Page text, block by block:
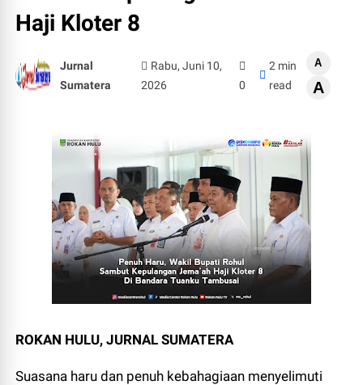
Haji Kloter 8
Jurnal
Sumatera
Rabu, Juni 10,
2026
0
2 min
read
A
A
ROKAN HULU, JURNAL SUMATERA
Suasana haru dan penuh kebahagiaan menyelimuti